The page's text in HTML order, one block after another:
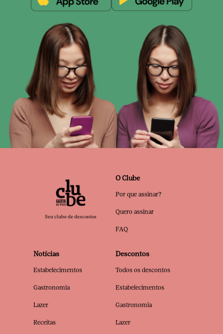
Seu clube de descontos
O Clube
Por que assinar?
Quero assinar
FAQ
Notícias
Estabelecimentos
Gastronomia
Lazer
Receitas
Descontos
Todos os descontos
Estabelecimentos
Gastronomia
Lazer